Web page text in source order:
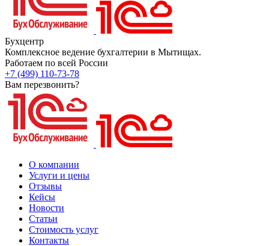
Бухцентр
Комплексное ведение бухгалтерии в Мытищах.
Работаем по всей России
+7 (499) 110-73-78
Вам перезвонить?
О компании
Услуги и цены
Отзывы
Кейсы
Новости
Статьи
Стоимость услуг
Контакты